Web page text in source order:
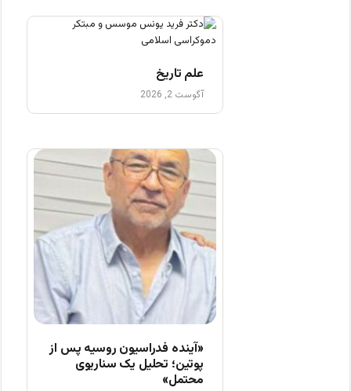
علم تاریخ
آگوست 2, 2026
«آینده فدراسیون روسیه پس از
پوتین؛ تحلیل یک سناریوی
محتمل»